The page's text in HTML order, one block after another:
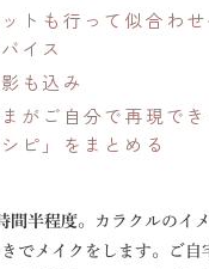
トも行って似合わ
イス
も込み
がご自分で再現で
ピ」をまとめる
間半程度。カラクルのイ
でメイクをします。ご自